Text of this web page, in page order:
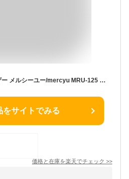
【公式】リードディフューザー メルシーユー/mercyu MRU-125 Leather Collection ルームフレグランス アロマディフューザー インテリアフレグランス スティック プチギフト 置き型 120ml 2ヶ月 芳香 香り レザー 本革 玄関 リビング トイレ 部屋 良い香り 爽やか
をサイトでみる
価格と在庫を楽天でチェック >>